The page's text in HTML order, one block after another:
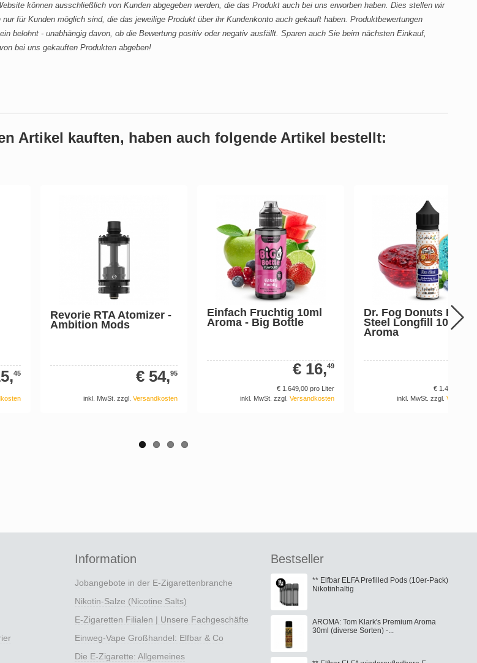
können ausschließlich von Kunden abgegeben werden, die das Produkt auch bei uns erworben haben. Dies stellen wir
für Kunden möglich sind, die das jeweilige Produkt über ihr Kundenkonto auch gekauft haben. Produktbewertungen
belohnt - unabhängig davon, ob die Bewertung positiv oder negativ ausfällt. Sparen auch Sie beim nächsten Einkauf,
bei uns gekauften Produkten abgeben!
Artikel kauften, haben auch folgende Artikel bestellt:
45
Revorie RTA Atomizer -
Ambition Mods
€ 54,95
inkl. MwSt. zzgl. Versandkosten
Einfach Fruchtig 10ml
Aroma - Big Bottle
€ 16,49
€ 1.649, 00 pro Liter
inkl. MwSt. zzgl. Versandkosten
Dr. Fog Donuts Blue
Steel Longfill 10 ml
Aroma
€ 1.495,
inkl. MwSt. zzgl.
Information
Jobangebote in der E-Zigarettenbranche
Nikotin-Salze (Nicotine Salts)
E-Zigaretten Filialen | Unsere Fachgeschäfte
Einweg-Vape Großhandel: Elfbar & Co
Die E-Zigarette: Allgemeines
Bestseller
** Elfbar ELFA Prefilled Pods (10er-Pack)
Nikotinhaltig
AROMA: Tom Klark's Premium Aroma
30ml (diverse Sorten) -...